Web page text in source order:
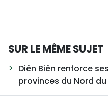
SUR LE MÊME SUJET
Diên Biên renforce
provinces du Nord du